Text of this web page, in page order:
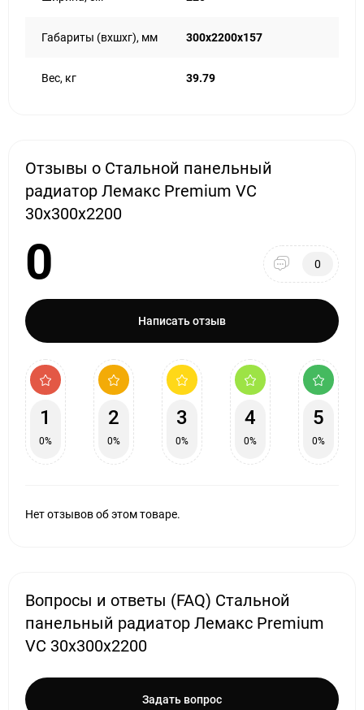
Габариты (вхшхг), мм 300х2200х157
Вес, кг 39.79
Отзывы о Стальной панельный
радиатор Лемакс Premium VC
30х300х2200
0 0
Написать отзыв
1
0%
2
0%
3
0%
4
0%
5
0%
Нет отзывов об этом товаре.
Вопросы и ответы (FAQ) Стальной
панельный радиатор Лемакс Premium
VC 30х300х2200
Задать вопрос